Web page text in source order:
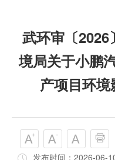
武环审〔2026
境局关于小鹏
产项目环
发布时间：2026-06-